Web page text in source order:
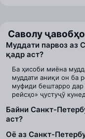
Саволу ҷавобҳо
Муддати парвоз аз
қадр аст?
Ба ҳисоби миёна
муддати аниқи он ба
муфиди бештарро
рейсҳо» ҷустуҷӯ
Байни Санкт-
аст?
Оё аз Санкт-